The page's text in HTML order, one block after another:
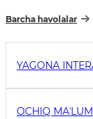
Barcha havolalar
YAGONA
OCHIQ